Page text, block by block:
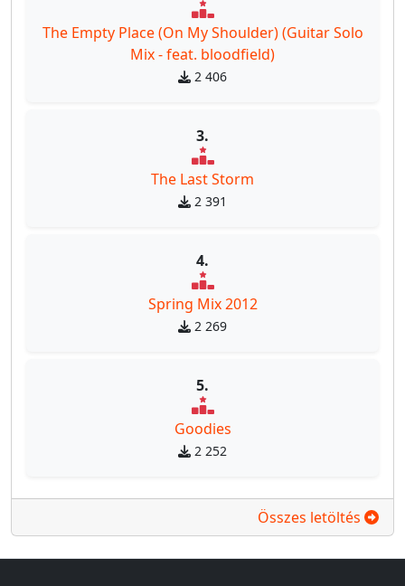
The Empty Place (On My Shoulder) (Guitar Solo
Mix - feat. bloodfield)
2 406
3.
The Last Storm
2 391
4.
Spring Mix 2012
2 269
5.
Goodies
2 252
Összes letöltés